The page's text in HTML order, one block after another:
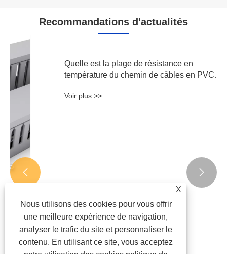
Recommandations d'actualités
Quelle est la plage de résistance en
température du chemin de câbles en PVC
ignifuge à l'intérieur de l'armoire de
distribution ?
Voir plus >>
 
X
Nous utilisons des cookies pour vous offrir
une meilleure expérience de navigation,
analyser le trafic du site et personnaliser le
contenu. En utilisant ce site, vous acceptez